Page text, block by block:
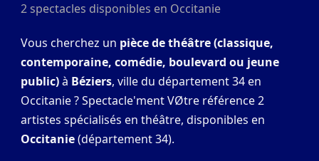
2 spectacles disponibles en Occitanie
Vous cherchez un pièce de théâtre (classique,
contemporaine, comédie, boulevard ou jeune
public)à Béziers, ville du département 34 en
Occitanie ? Spectacle'ment VØtre référence 2
artistes spécialisés en théâtre, disponibles en
Occitanie(département 34).